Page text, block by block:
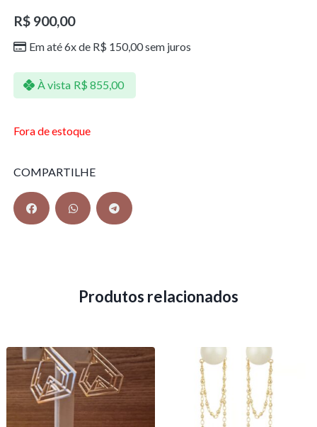
R$900,00
Em até 6x de R$ 150,00sem juros
À vista R$ 855,00
Fora de estoque
COMPARTILHE
Produtos relacionados